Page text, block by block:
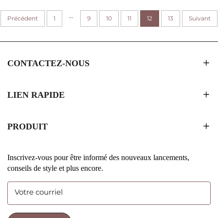
DIFFÉRENTS NOMBRES DE
CHOCOLATS
BAKLAVA BOÎTE
Précédent 1 ... 9 10 11 12 13 Suivant
CONTACTEZ-NOUS
LIEN RAPIDE
PRODUIT
Inscrivez-vous pour être informé des nouveaux lancements,
conseils de style et plus encore.
Votre courriel